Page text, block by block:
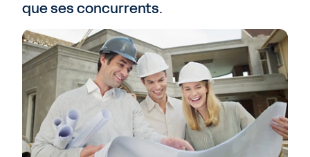
que ses concurrents.